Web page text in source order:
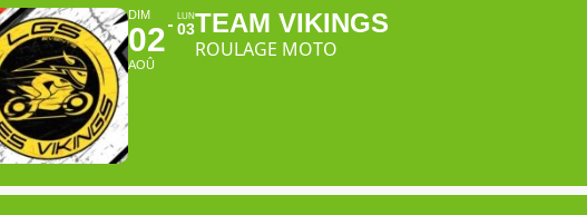
DIM
02
AOÛ
LUN
03TEAM VIKINGS
ROULAGE MOTO